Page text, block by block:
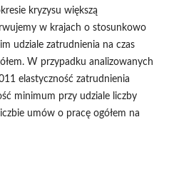
kryzysu większą
w krajach o stosunkowo
udziale zatrudnienia na czas
W przypadku analizowanych
elastyczność zatrudnienia
minimum przy udziale liczby
umów o pracę ogółem na